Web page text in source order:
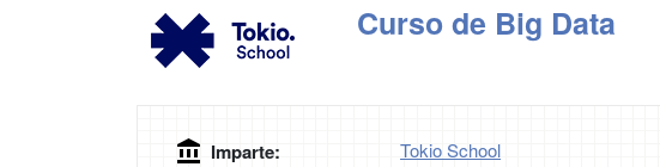
Curso de Big Data
Imparte: Tokio School